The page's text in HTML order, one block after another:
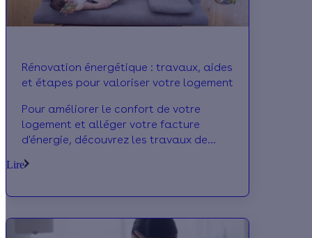
Rénovation énergétique : travaux, aides
et étapes pour valoriser votre logement
Pour améliorer le confort de votre
logement et alléger votre facture
d'énergie, découvrez les travaux de
priorité chez vous. Des travaux
remplacement de votre ancienne
chaudière, suivez le guide!
Lire